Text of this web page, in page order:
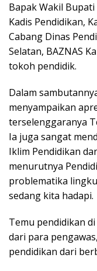
Bapak Wakil
Kadis Pendidikan,
Cabang Dinas
Selatan, BAZNAS
tokoh pendidik.
Dalam
menyampaikan
terselenggaranya
Ia juga sangat
Iklim Pendidikan
menurutnya
problematika
sedang kita hadapi.
Temu pendidikan
dari para
pendidikan dari